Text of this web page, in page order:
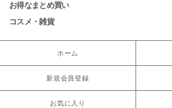
お得なまとめ買い
コスメ・雑貨
ホーム
新規会員登録
お気に入り